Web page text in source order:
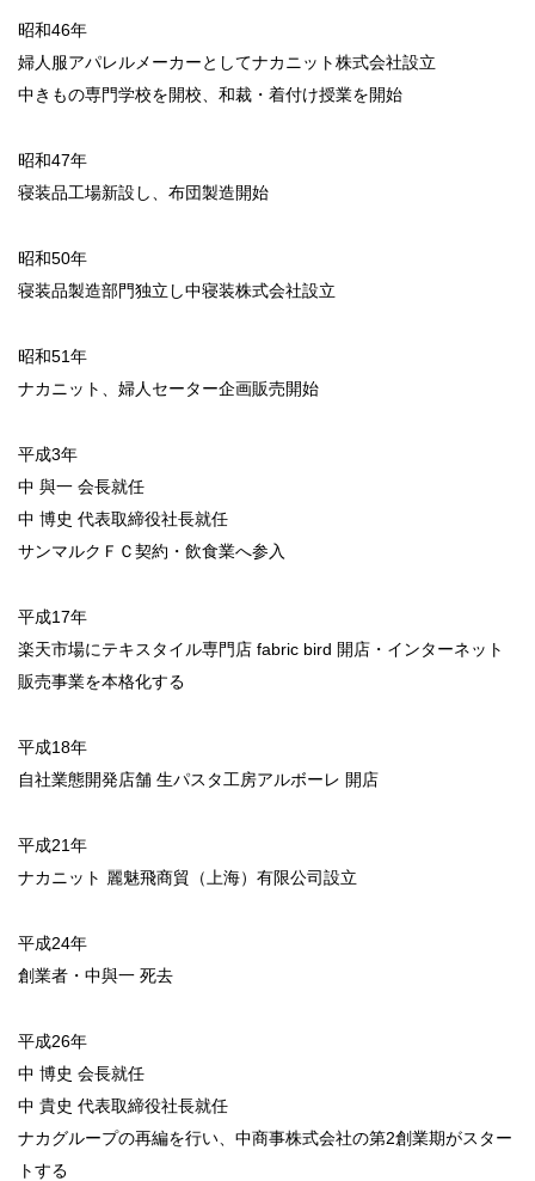
昭和46年
婦人服アパレルメーカーとしてナカニット株式会社設立
中きもの専門学校を開校、和裁・着付け授業を開始
昭和47年
寝装品工場新設し、布団製造開始
昭和50年
寝装品製造部門独立し中寝装株式会社設立
昭和51年
ナカニット、婦人セーター企画販売開始
平成3年
中 與一 会長就任
中 博史 代表取締役社長就任
サンマルクＦＣ契約・飲食業へ参入
平成17年
楽天市場にテキスタイル専門店 fabric bird 開店・インターネット
販売事業を本格化する
平成18年
自社業態開発店舗 生パスタ工房アルボーレ 開店
平成21年
ナカニット 麗魅飛商貿（上海）有限公司設立
平成24年
創業者・中與一 死去
平成26年
中 博史 会長就任
中 貴史 代表取締役社長就任
ナカグループの再編を行い、中商事株式会社の第2創業期がスター
トする